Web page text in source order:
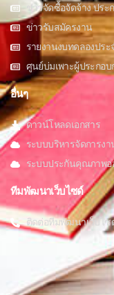
ข่าวจัดซื้อจัดจ้าง ประ
ข่าวรับสมัครงาน
รายงานงบทดลองประ
ศูนย์บ่มเพาะผู้ประกอบ
อื่นๆ
ดาวน์โหลดเอกสาร
ระบบบริหารจัดการง
ระบบประกันคุณภาพ
ทีมพัฒนาเว็บไซด์
ติดต่อทีมพัฒนาเว็บไซ